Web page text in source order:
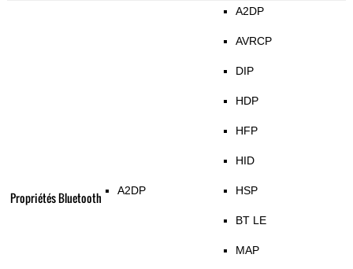
Propriétés Bluetooth A2DP
A2DP
AVRCP
DIP
HDP
HFP
HID
HSP
BT LE
MAP